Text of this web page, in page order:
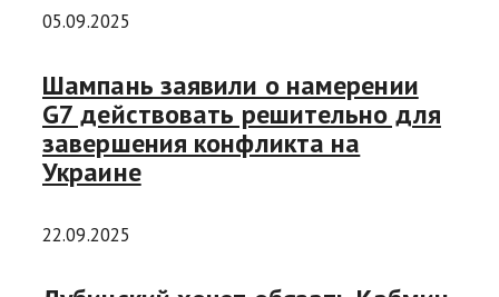
05.09.2025
Шампань заявили о намерении
G7 действовать решительно для
завершения конфликта на
Украине
22.09.2025